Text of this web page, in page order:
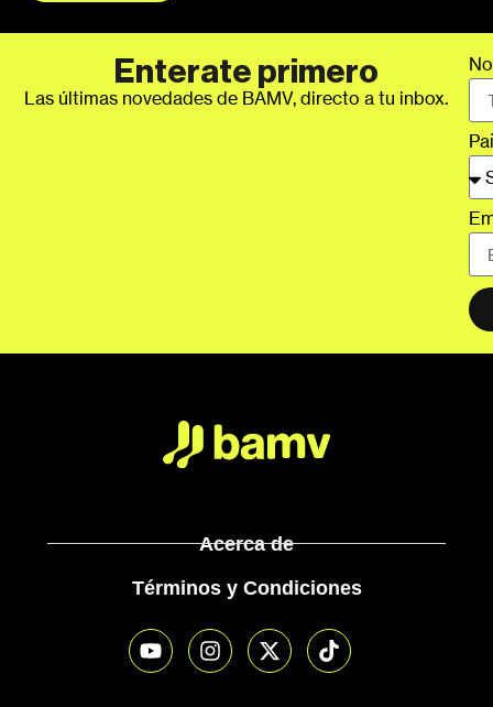
Enterate primero
Las últimas novedades de BAMV, directo a tu inbox.
Acerca de
Términos y Condiciones